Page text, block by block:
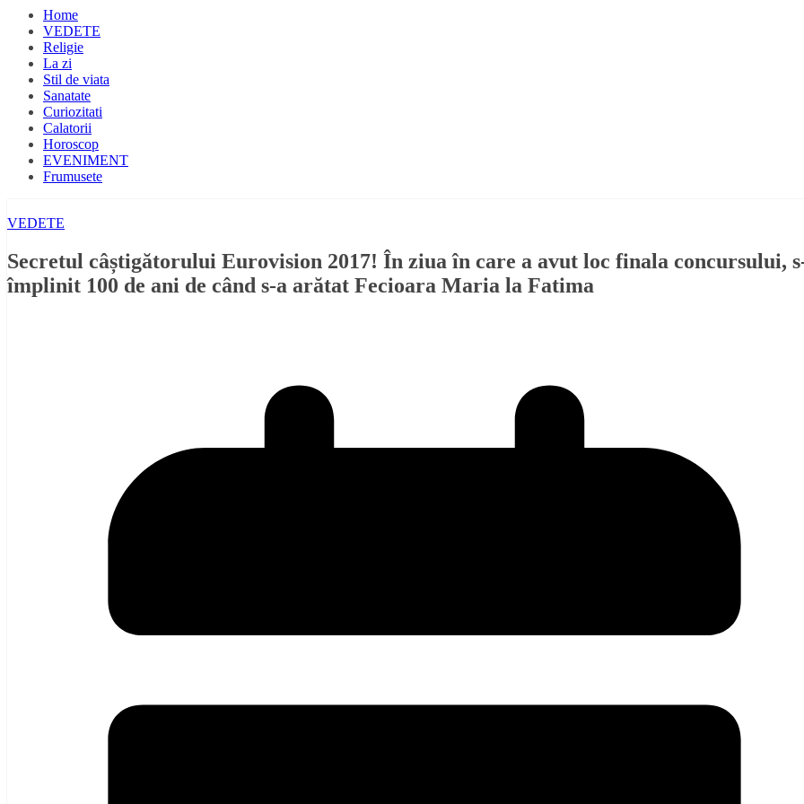
Home
VEDETE
Religie
La zi
Stil de viata
Sanatate
Curiozitati
Calatorii
Horoscop
EVENIMENT
Frumusete
VEDETE
Secretul câștigătorului Eurovision 2017! În ziua în care a avut loc finala concursului,
împlinit 100 de ani de când s-a arătat Fecioara Maria la Fatima